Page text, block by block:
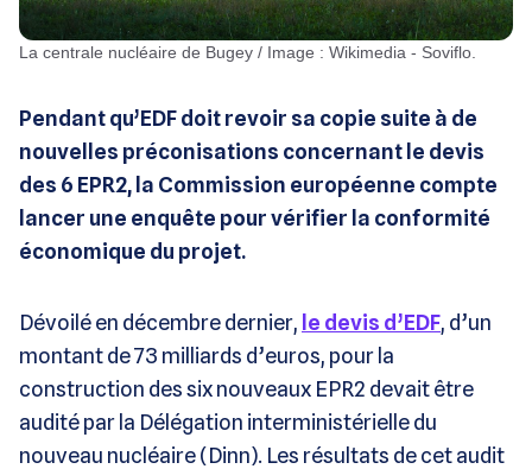
La centrale nucléaire de Bugey / Image : Wikimedia - Soviflo.
Pendant qu’EDF doit revoir sa copie suite à de
nouvelles préconisations concernant le devis
des 6 EPR2, la Commission européenne compte
lancer une enquête pour vérifier la conformité
économique du projet.
Dévoilé en décembre dernier, le devis d’EDF, d’un
montant de 73 milliards d’euros, pour la
construction des six nouveaux EPR2 devait être
audité par la Délégation interministérielle du
nouveau nucléaire (Dinn). Les résultats de cet audit